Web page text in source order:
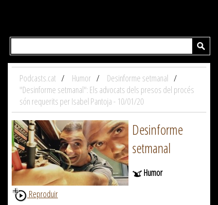
Podcasts.cat Humor
Desinforme setmanal
"Desinforme setmanal": Els advocats dels presos del procés
són requerits per Isabel Pantoja - 10/01/20
Desinforme
setmanal
Humor
Reproduir